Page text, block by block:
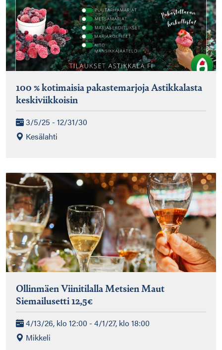
100 % kotimaisia pakastemarjoja Astikkalasta
keskiviikkoisin
3/5/25 - 12/31/30
Kesälahti
Ollinmäen Viinitilalla Metsien Maut
Siemailusetti 12,5€
4/13/26, klo 12:00 - 4/1/27, klo 18:00
Mikkeli